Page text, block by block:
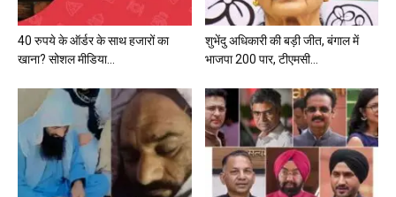
40 रुपये के ऑर्डर के साथ हजारों का
खाना? सोशल मीडिया...
शुभेंदु अधिकारी की बड़ी जीत, बंगाल में
भाजपा 200 पार, टीएमसी...